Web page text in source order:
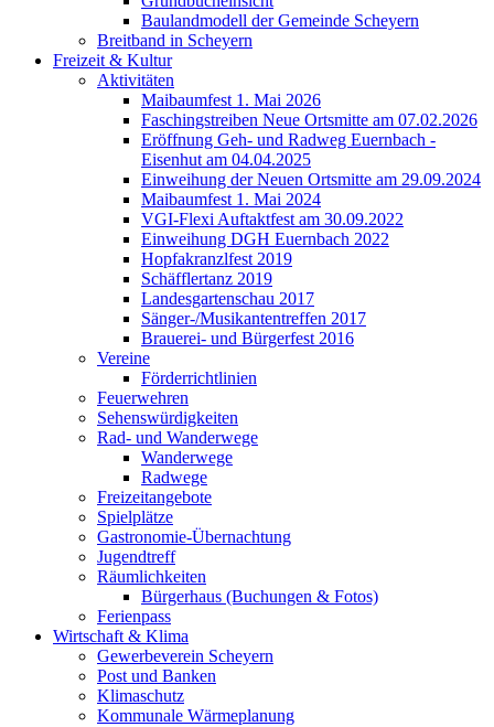
Baulandmodell der Gemeinde Scheyern
Breitband in Scheyern
Freizeit & Kultur
Aktivitäten
Maibaumfest 1. Mai 2026
Faschingstreiben Neue Ortsmitte am 07.02.2026
Eröffnung Geh- und Radweg Euernbach -
Eisenhut am 04.04.2025
Einweihung der Neuen Ortsmitte am 29.09.2024
Maibaumfest 1. Mai 2024
VGI-Flexi Auftaktfest am 30.09.2022
Einweihung DGH Euernbach 2022
Hopfakranzlfest 2019
Schäfflertanz 2019
Landesgartenschau 2017
Sänger-/Musikantentreffen 2017
Brauerei- und Bürgerfest 2016
Vereine
Förderrichtlinien
Feuerwehren
Sehenswürdigkeiten
Rad- und Wanderwege
Wanderwege
Radwege
Freizeitangebote
Spielplätze
Gastronomie-Übernachtung
Jugendtreff
Räumlichkeiten
Bürgerhaus (Buchungen & Fotos)
Ferienpass
Wirtschaft & Klima
Gewerbeverein Scheyern
Post und Banken
Klimaschutz
Kommunale Wärmeplanung